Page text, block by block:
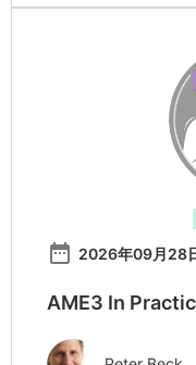
date_range 2026年09月28
AME3 In